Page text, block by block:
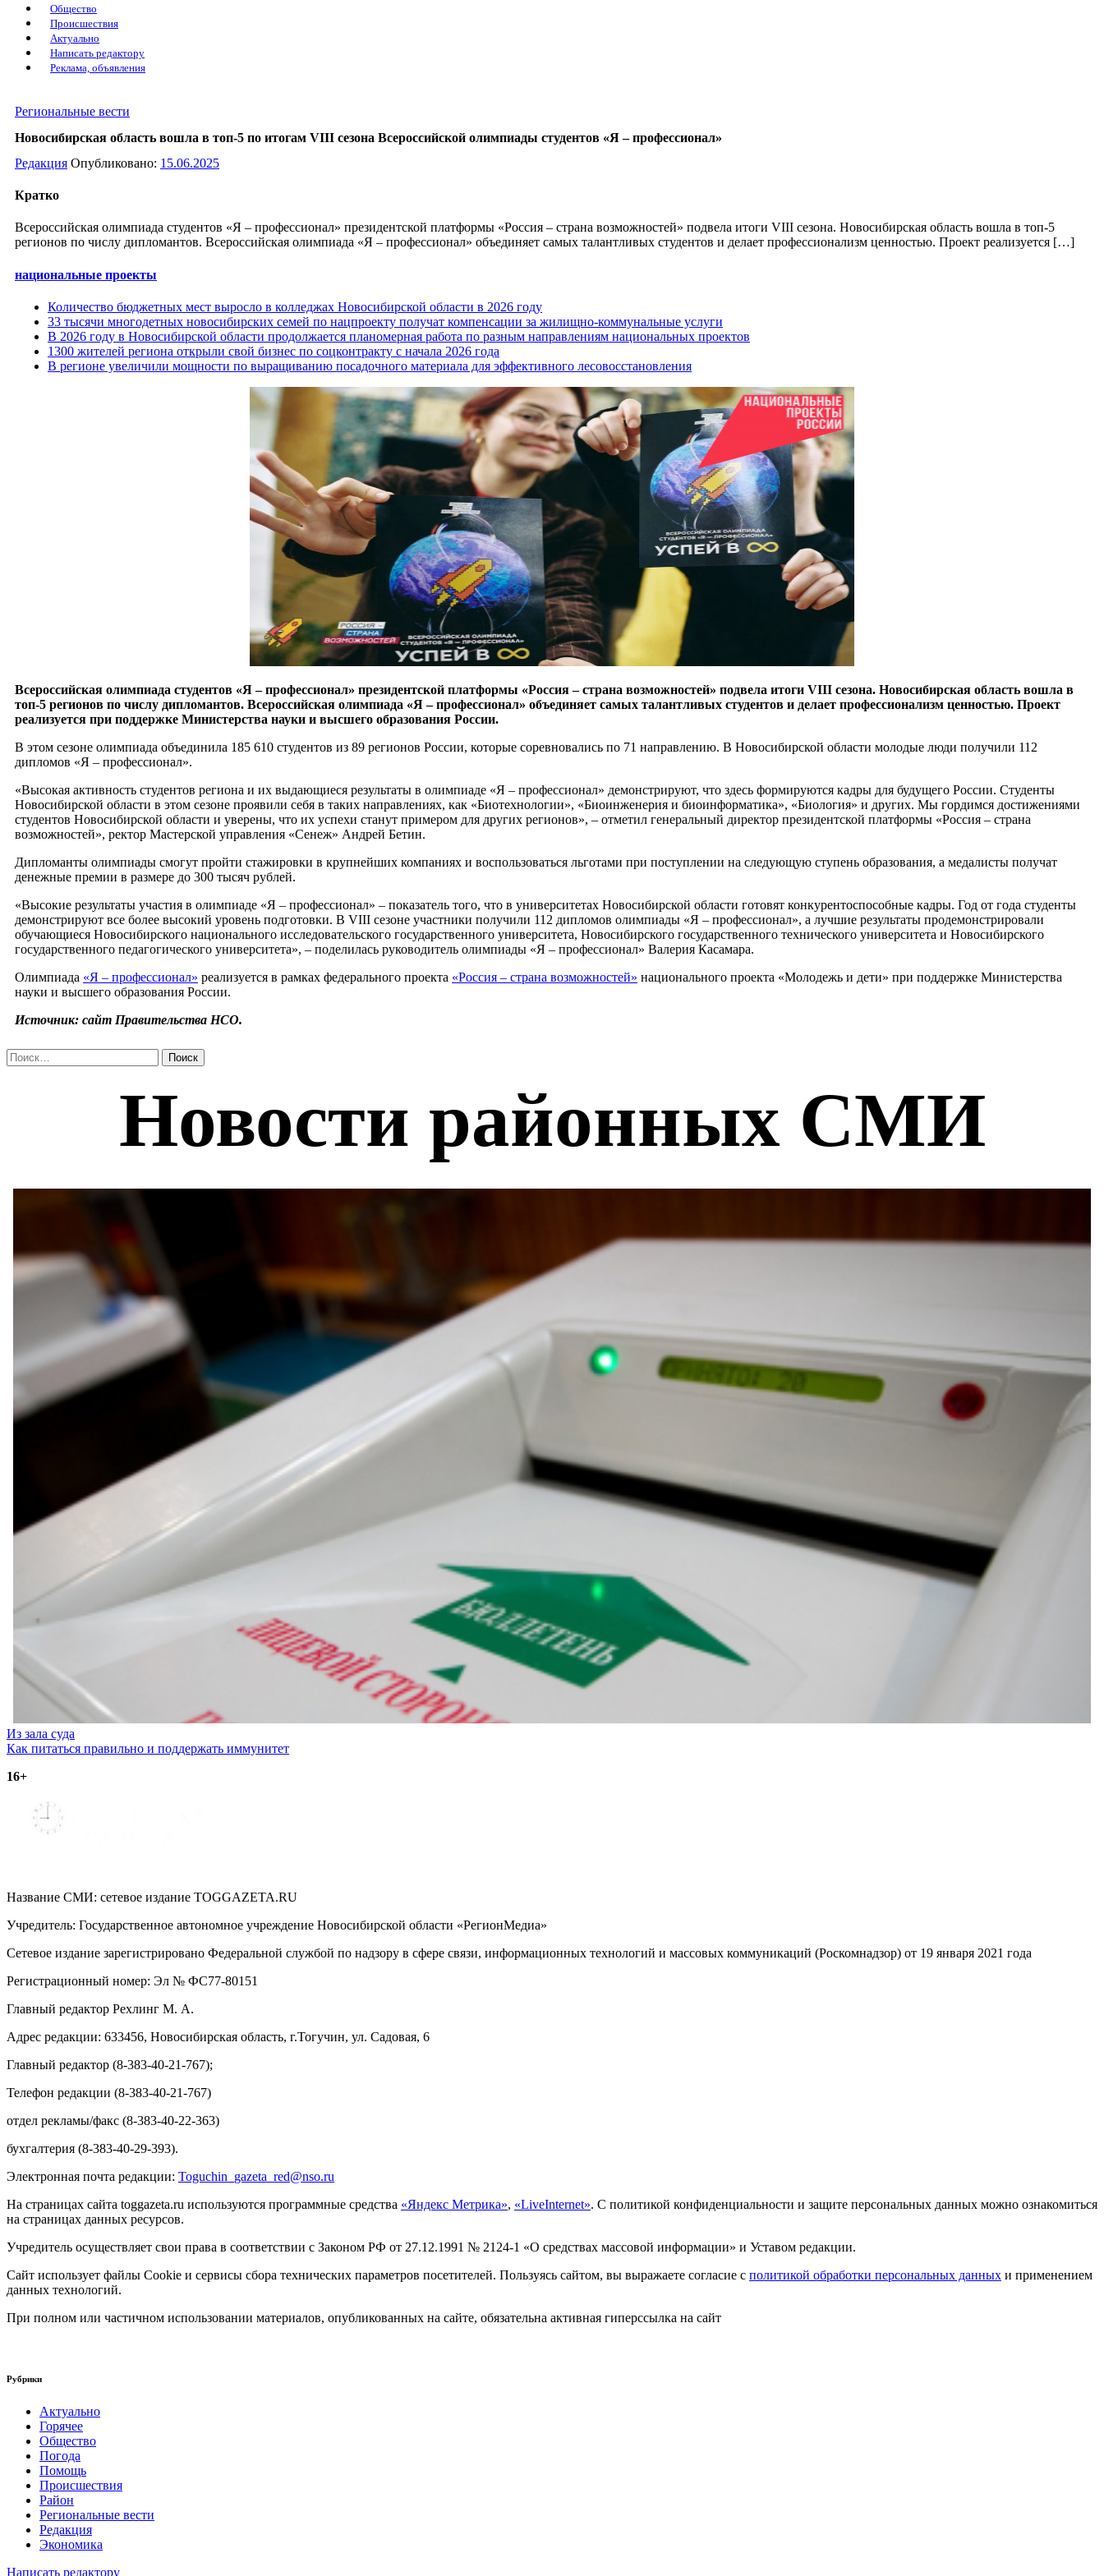
Общество
Происшествия
Актуально
Написать редактору
Реклама, объявления
Региональные вести
Новосибирская область вошла в топ-5 по итогам VIII сезона Всероссийской олимпиады студентов «Я – профессионал»
Редакция Опубликовано: 15.06.2025
Кратко
Всероссийская олимпиада студентов «Я – профессионал» президентской платформы «Россия – страна возможностей» подвела итоги VIII сезона. Новосибирская область вошла в топ-5
регионов по числу дипломантов. Всероссийская олимпиада «Я – профессионал» объединяет самых талантливых студентов и делает профессионализм ценностью. Проект реализуется […]
национальные проекты
Количество бюджетных мест выросло в колледжах Новосибирской области в 2026 году
33 тысячи многодетных новосибирских семей по нацпроекту получат компенсации за жилищно-коммунальные услуги
В 2026 году в Новосибирской области продолжается планомерная работа по разным направлениям национальных проектов
1300 жителей региона открыли свой бизнес по соцконтракту с начала 2026 года
В регионе увеличили мощности по выращиванию посадочного материала для эффективного лесовосстановления
Всероссийская олимпиада студентов «Я – профессионал» президентской платформы «Россия – страна возможностей» подвела итоги VIII сезона. Новосибирская область вошла в
топ-5 регионов по числу дипломантов. Всероссийская олимпиада «Я – профессионал» объединяет самых талантливых студентов и делает профессионализм ценностью. Проект
реализуется при поддержке Министерства науки и высшего образования России.
В этом сезоне олимпиада объединила 185 610 студентов из 89 регионов России, которые соревновались по 71 направлению. В Новосибирской области молодые люди получили 112
дипломов «Я – профессионал».
«Высокая активность студентов региона и их выдающиеся результаты в олимпиаде «Я – профессионал» демонстрируют, что здесь формируются кадры для будущего России. Студенты
Новосибирской области в этом сезоне проявили себя в таких направлениях, как «Биотехнологии», «Биоинженерия и биоинформатика», «Биология» и других. Мы гордимся достижениями
студентов Новосибирской области и уверены, что их успехи станут примером для других регионов», – отметил генеральный директор президентской платформы «Россия – страна
возможностей», ректор Мастерской управления «Сенеж» Андрей Бетин.
Дипломанты олимпиады смогут пройти стажировки в крупнейших компаниях и воспользоваться льготами при поступлении на следующую ступень образования, а медалисты получат
денежные премии в размере до 300 тысяч рублей.
«Высокие результаты участия в олимпиаде «Я – профессионал» – показатель того, что в университетах Новосибирской области готовят конкурентоспособные кадры. Год от года студенты
демонстрируют все более высокий уровень подготовки. В VIII сезоне участники получили 112 дипломов олимпиады «Я – профессионал», а лучшие результаты продемонстрировали
обучающиеся Новосибирского национального исследовательского государственного университета, Новосибирского государственного технического университета и Новосибирского
государственного педагогического университета», – поделилась руководитель олимпиады «Я – профессионал» Валерия Касамара.
Олимпиада «Я – профессионал» реализуется в рамках федерального проекта «Россия – страна возможностей» национального проекта «Молодежь и дети» при поддержке Министерства
науки и высшего образования России.
Источник: сайт Правительства НСО.
Найти:
Навигация
по
записям
Из зала суда
Как питаться правильно и поддержать иммунитет
16+
Название СМИ: cетевое издание TOGGAZETA.RU
Учредитель: Государственное автономное учреждение Новосибирской области «РегионМедиа»
Сетевое издание зарегистрировано Федеральной службой по надзору в сфере связи, информационных технологий и массовых коммуникаций (Роскомнадзор) от 19 января 2021 года
Регистрационный номер: Эл № ФС77-80151
Главный редактор Рехлинг М. А.
Адрес редакции: 633456, Новосибирская область, г.Тогучин, ул. Садовая, 6
Главный редактор (8-383-40-21-767);
Телефон редакции (8-383-40-21-767)
отдел рекламы/факс (8-383-40-22-363)
бухгалтерия (8-383-40-29-393).
Электронная почта редакции: Toguchin gazeta red@nso.ru
На страницах сайта toggazeta.ru используются программные средства «Яндекс Метрика», «LiveInternet». С политикой конфиденциальности и защите персональных данных можно ознакомиться
на страницах данных ресурсов.
Учредитель осуществляет свои права в соответствии с Законом РФ от 27.12.1991 № 2124-1 «О средствах массовой информации» и Уставом редакции.
Сайт использует файлы Cookie и сервисы сбора технических параметров посетителей. Пользуясь сайтом, вы выражаете согласие с политикой обработки персональных данных и применением
данных технологий.
При полном или частичном использовании материалов, опубликованных на сайте, обязательна активная гиперссылка на сайт
Рубрики
Актуально
Горячее
Общество
Погода
Помощь
Происшествия
Район
Региональные вести
Редакция
Экономика
Написать редактору